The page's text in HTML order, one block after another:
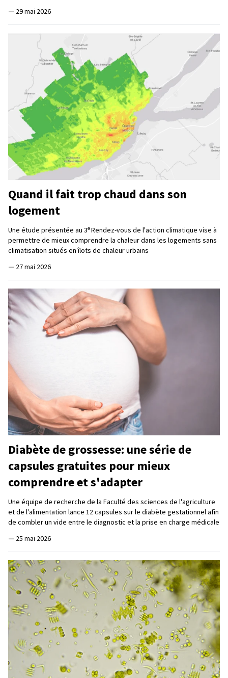
— 29 mai 2026
Quand il fait trop chaud dans son
logement
Une étude présentée au 3eRendez-vous de l'action climatique vise à
permettre de mieux comprendre la chaleur dans les logements sans
climatisation situés en îlots de chaleur urbains
— 27 mai 2026
Diabète de grossesse: une série de
capsules gratuites pour mieux
comprendre et s'adapter
Une équipe de recherche de la Faculté des sciences de l'agriculture
et de l'alimentation lance 12 capsules sur le diabète gestationnel afin
de combler un vide entre le diagnostic et la prise en charge médicale
— 25 mai 2026